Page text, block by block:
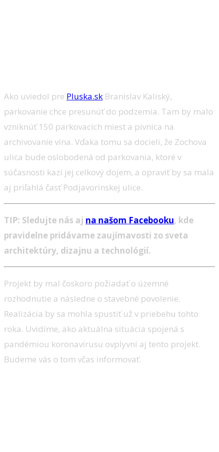
Ako uviedol pre Pluska.sk Branislav Kaliský,
parkovanie chce presunúť do podzemia. Tam by malo
vzniknúť 150 parkovacích miest a pivnica na
archivovanie vína. Vďaka tomu sa docieli, že Zochova
ulica bude oslobodená od parkovania, ktoré v
súčasnosti kazí jej celkový dojem, a opraviť by sa mala
aj priľahlá časť Podjavorinskej ulice.
TIP: Sledujte nás aj na našom Facebooku, kde
pravidelne pridávame zaujímavosti zo sveta
architektúry, dizajnu a technológií.
Projekt by mal čoskoro požiadať o územné
rozhodnutie a následne o stavebné povolenie.
Realizácia by sa mohla spustiť už v priebehu tohto
roka. Uvidíme, ako aktuálna situácia spojená s
pandémiou koronavírusu ovplyvní aj tento projekt.
Budeme vás o tom včas informovať.